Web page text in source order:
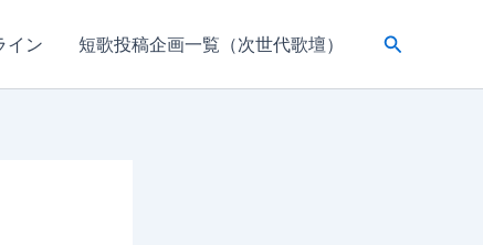
イン 短歌投稿企画一覧（次世代歌壇）
検